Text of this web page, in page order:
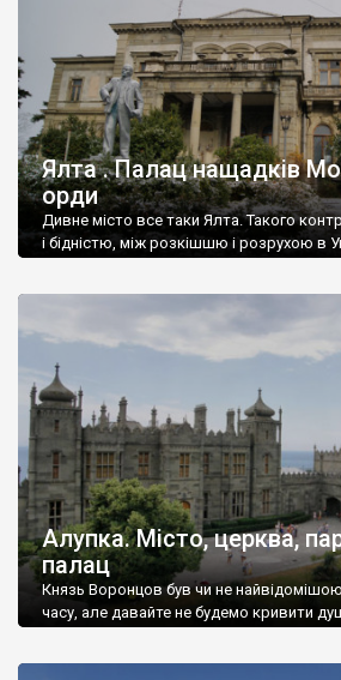
Ялта . Палац нащадків
орди
Дивне місто все таки Ялта. Такого
і бідністю, між розкішшю і розрухою в
Алупка. Місто, церква,
палац
Князь Воронцов був чи не
часу, але давайте не будемо кривити